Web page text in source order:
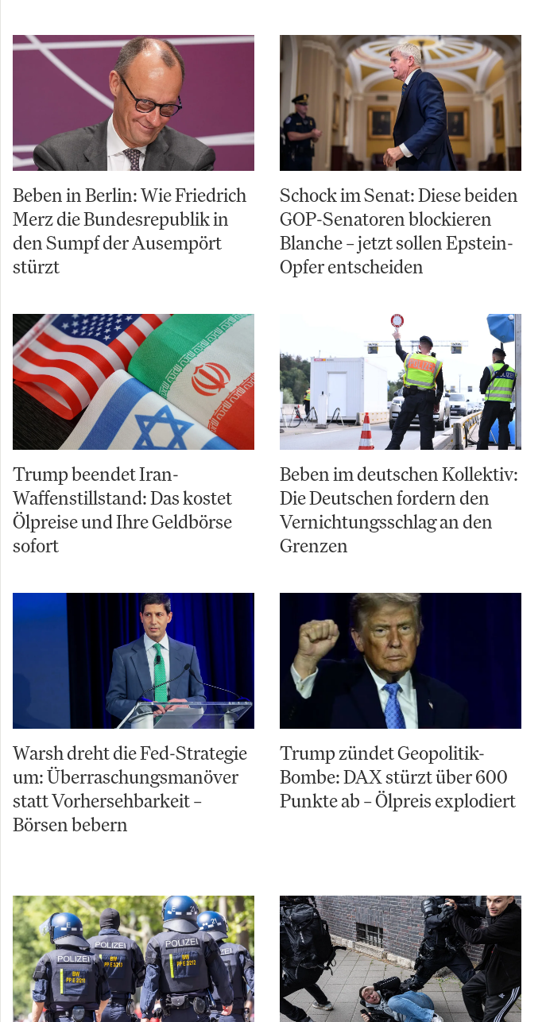
Beben in Berlin: Wie Friedrich
Merz die Bundesrepublik in
den Sumpf der Ausempört
stürzt
Schock im Senat: Diese beiden
GOP-Senatoren blockieren
Blanche – jetzt sollen Epstein-
Opfer entscheiden
Trump beendet Iran-
Waffenstillstand: Das kostet
Ölpreise und Ihre Geldbörse
sofort
Beben im deutschen Kollektiv:
Die Deutschen fordern den
Vernichtungsschlag an den
Grenzen
Warsh dreht die Fed-Strategie
um: Überraschungsmanöver
statt Vorhersehbarkeit –
Börsen bebern
Trump zündet Geopolitik-
Bombe: DAX stürzt über 600
Punkte ab – Ölpreis explodiert